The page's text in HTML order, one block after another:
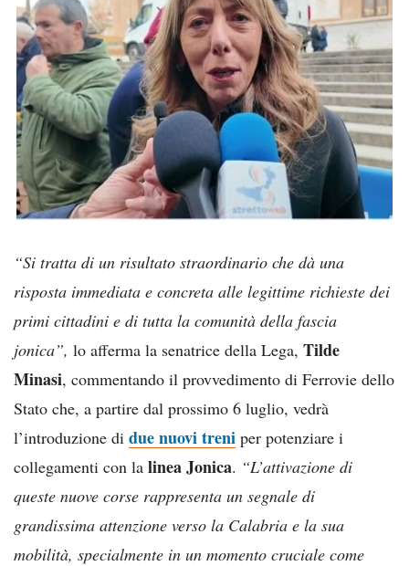
“Si tratta di un risultato straordinario che dà una
risposta immediata e concreta alle legittime richieste dei
primi cittadini e di tutta la comunità della fascia
jonica”, lo afferma la senatrice della Lega, Tilde
Minasi, commentando il provvedimento di Ferrovie dello
Stato che, a partire dal prossimo 6 luglio, vedrà
l’introduzione di due nuovi treni per potenziare i
collegamenti con la linea Jonica. “L’attivazione di
queste nuove corse rappresenta un segnale di
grandissima attenzione verso la Calabria e la sua
mobilità, specialmente in un momento cruciale come